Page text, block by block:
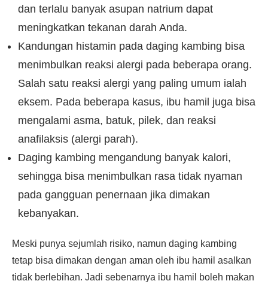
dan terlalu banyak asupan natrium dapat
meningkatkan tekanan darah Anda.
Kandungan histamin pada daging kambing bisa
menimbulkan reaksi alergi pada beberapa orang.
Salah satu reaksi alergi yang paling umum ialah
eksem. Pada beberapa kasus, ibu hamil juga bisa
mengalami asma, batuk, pilek, dan reaksi
anafilaksis (alergi parah).
Daging kambing mengandung banyak kalori,
sehingga bisa menimbulkan rasa tidak nyaman
pada gangguan penernaan jika dimakan
kebanyakan.
Meski punya sejumlah risiko, namun daging kambing
tetap bisa dimakan dengan aman oleh ibu hamil asalkan
tidak berlebihan. Jadi sebenarnya ibu hamil boleh makan